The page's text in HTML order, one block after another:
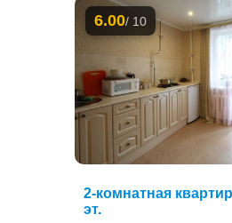
6.00/ 10
2-комнатная
эт.